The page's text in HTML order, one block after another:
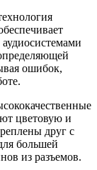
ошибок,
цветовую и
друг с
большей
из разъемов.